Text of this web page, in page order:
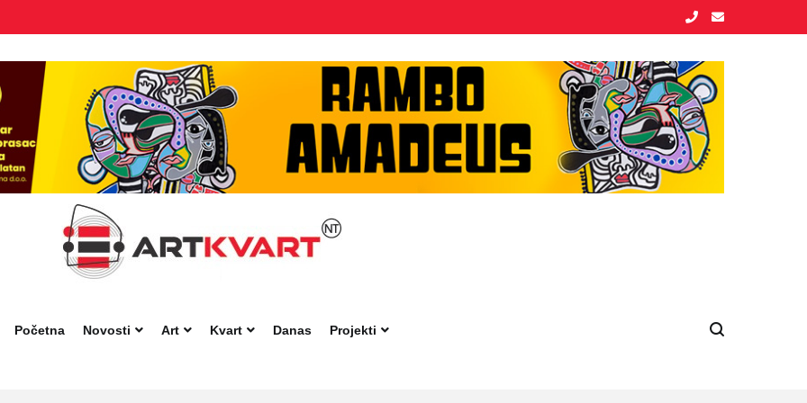
Početna
Novosti Art Kvart Danas Projekti